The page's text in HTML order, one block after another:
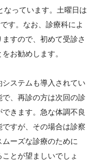
なっています。土曜日は
す。なお、診療科によ
すので、初めて受診さ
お勧めします。
ステムも導入されてい
、再診の方は次回の診
きます。急な体調不良
すが、その場合は診察
ーズな診療のために
とが望ましいでしょ